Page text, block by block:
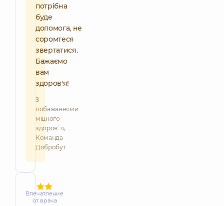
потрібна
буде
допомога, не
соромтеся
звертатися.
Бажаємо
вам
здоров'я!
З
побажаннями
міцного
здоров`я,
Команда
Добробут
Впечатление
от врача